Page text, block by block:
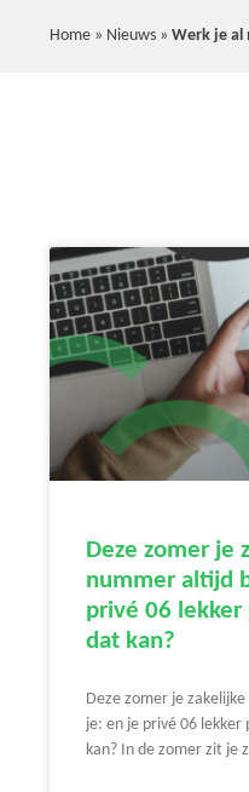
Home» Nieuws» Werk je al
Deze zomer je
nummer altijd
privé 06 lekker
dat kan?
Deze zomer je
je: en je privé 06 lekker
kan? In de zomer zit je